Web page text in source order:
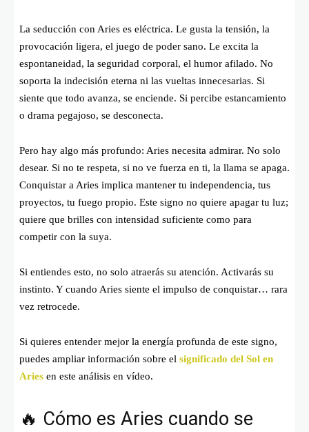
La seducción con Aries es eléctrica. Le gusta la tensión, la
provocación ligera, el juego de poder sano. Le excita la
espontaneidad, la seguridad corporal, el humor afilado. No
soporta la indecisión eterna ni las vueltas innecesarias. Si
siente que todo avanza, se enciende. Si percibe estancamiento
o drama pegajoso, se desconecta.
Pero hay algo más profundo: Aries necesita admirar. No solo
desear. Si no te respeta, si no ve fuerza en ti, la llama se apaga.
Conquistar a Aries implica mantener tu independencia, tus
proyectos, tu fuego propio. Este signo no quiere apagar tu luz;
quiere que brilles con intensidad suficiente como para
competir con la suya.
Si entiendes esto, no solo atraerás su atención. Activarás su
instinto. Y cuando Aries siente el impulso de conquistar… rara
vez retrocede.
Si quieres entender mejor la energía profunda de este signo,
puedes ampliar información sobre el significado del Sol en
Aries en este análisis en vídeo.
🔥 Cómo es Aries cuando se